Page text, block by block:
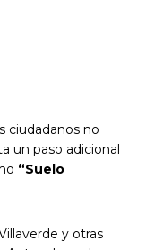
ciudadanos no
un paso adicional
“Suelo
y otras